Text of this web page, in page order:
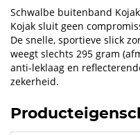
Schwalbe buitenband
Kojak sluit geen
De snelle, sportieve slick
weegt slechts 295 gram
anti-leklaag en
zekerheid.